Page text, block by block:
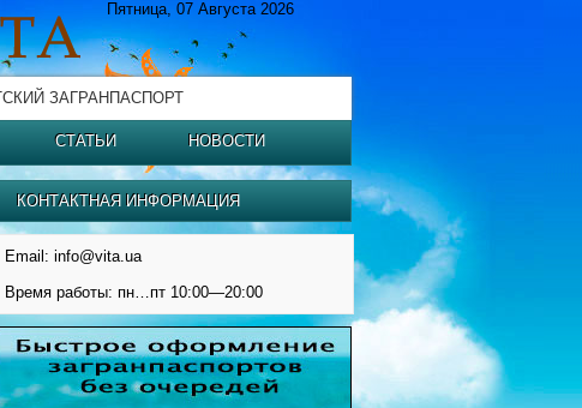
Пятница, 07 Августа 2026
ЗАГРАНПАСПОРТ
СТАТЬИ НОВОСТИ
КОНТАКТНАЯ ИНФОРМАЦИЯ
Email: info@vita.ua
Время работы: пн…пт 10:00—20:00